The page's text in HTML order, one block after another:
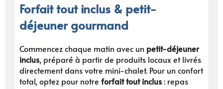
Forfait tout inclus & petit-
déjeuner gourmand
Commencez chaque matin avec un petit-déjeuner
inclus, préparé à partir de produits locaux et livrés
directement dans votre mini-chalet. Pour un confort
total, optez pour notre forfait tout inclus: repas